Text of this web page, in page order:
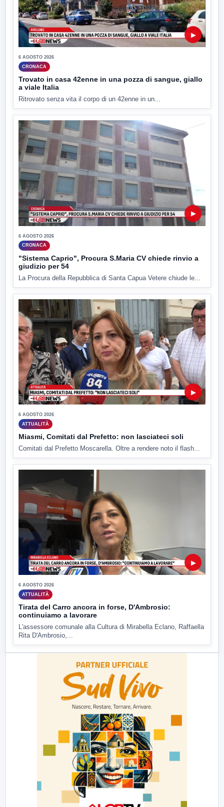
▶
6 AGOSTO 2026
CRONACA
Trovato in casa 42enne in una pozza di sangue, giallo
a viale Italia
Ritrovato senza vita il corpo di un 42enne in un...
▶
6 AGOSTO 2026
CRONACA
"Sistema Caprio", Procura S.Maria CV chiede rinvio a
giudizio per 54
La Procura della Repubblica di Santa Capua Vetere chiude le...
▶
6 AGOSTO 2026
ATTUALITÀ
Miasmi, Comitati dal Prefetto: non lasciateci soli
Comitati dal Prefetto Moscarella. Oltre a rendere noto il flash...
▶
6 AGOSTO 2026
ATTUALITÀ
Tirata del Carro ancora in forse, D'Ambrosio:
continuiamo a lavorare
L'assessore comunale alla Cultura di Mirabella Eclano, Raffaella
Rita D'Ambrosio,...